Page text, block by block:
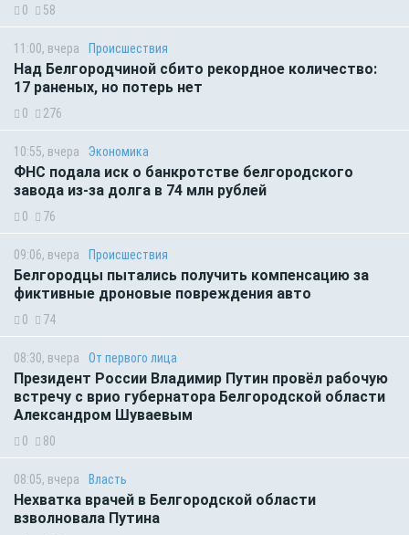
0 58
11:00, вчера Происшествия
Над Белгородчиной сбито рекордное количество:
17 раненых, но потерь нет
0 276
10:55, вчера Экономика
ФНС подала иск о банкротстве белгородского
завода из-за долга в 74 млн рублей
0 76
09:06, вчера Происшествия
Белгородцы пытались получить компенсацию за
фиктивные дроновые повреждения авто
0 74
08:30, вчера От первого лица
Президент России Владимир Путин провёл рабочую
встречу с врио губернатора Белгородской области
Александром Шуваевым
0 80
08:05, вчера Власть
Нехватка врачей в Белгородской области
взволновала Путина